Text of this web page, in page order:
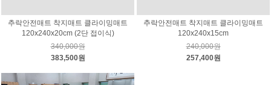
추락안전매트 착지매트 클라이밍매트
120x240x20cm (2단 접이식)
340,000원
383,500원
추락안전매트 착지매트 클라이밍매트
120x240x15cm
240,000원
257,400원